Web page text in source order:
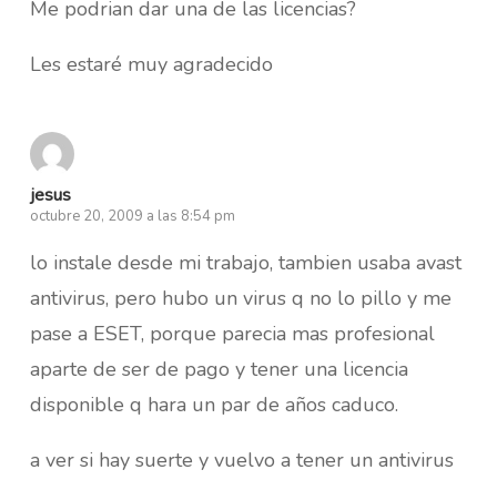
Me podrian dar una de las licencias?
Les estaré muy agradecido
jesus
octubre 20, 2009 a las 8:54 pm
lo instale desde mi trabajo, tambien usaba avast
antivirus, pero hubo un virus q no lo pillo y me
pase a ESET, porque parecia mas profesional
aparte de ser de pago y tener una licencia
disponible q hara un par de años caduco.
a ver si hay suerte y vuelvo a tener un antivirus